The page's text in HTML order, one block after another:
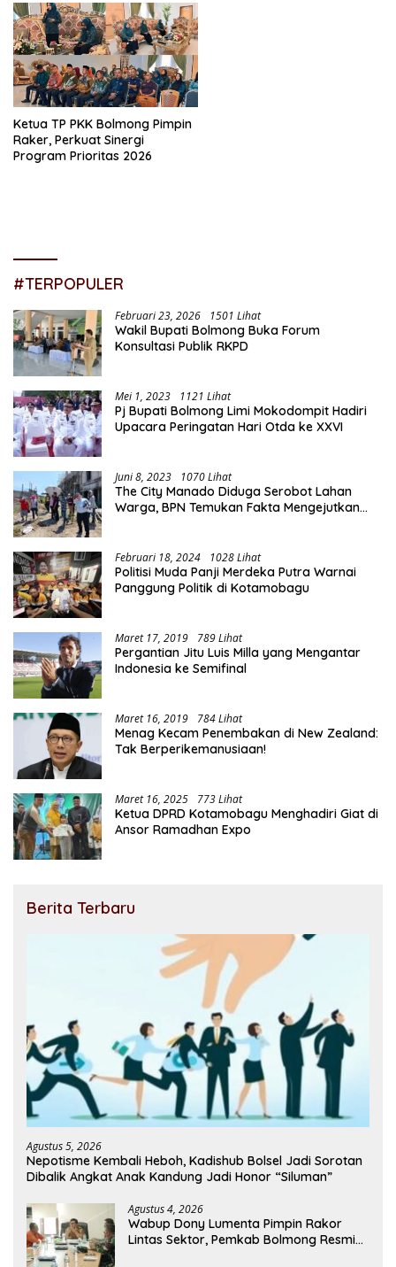
Ketua TP PKK Bolmong Pimpin
Raker, Perkuat Sinergi
Program Prioritas 2026
#TERPOPULER
Februari 23, 2026 1501 Lihat
Wakil Bupati Bolmong Buka Forum
Konsultasi Publik RKPD
Mei 1, 2023 1121 Lihat
Pj Bupati Bolmong Limi Mokodompit Hadiri
Upacara Peringatan Hari Otda ke XXVI
Juni 8, 2023 1070 Lihat
The City Manado Diduga Serobot Lahan
Warga, BPN Temukan Fakta Mengejutkan
Februari 18, 2024 1028 Lihat
Politisi Muda Panji Merdeka Putra Warnai
Panggung Politik di Kotamobagu
Maret 17, 2019 789 Lihat
Pergantian Jitu Luis Milla yang Mengantar
Indonesia ke Semifinal
Maret 16, 2019 784 Lihat
Menag Kecam Penembakan di New Zealand:
Tak Berperikemanusiaan!
Maret 16, 2025 773 Lihat
Ketua DPRD Kotamobagu Menghadiri Giat di
Ansor Ramadhan Expo
Berita Terbaru
Agustus 5, 2026
Nepotisme Kembali Heboh, Kadishub Bolsel Jadi Sorotan
Dibalik Angkat Anak Kandung Jadi Honor “Siluman”
Agustus 4, 2026
Wabup Dony Lumenta Pimpin Rakor
Lintas Sektor, Pemkab Bolmong Resmi